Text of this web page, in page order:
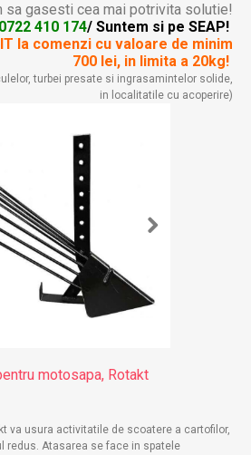
sa gasesti cea mai potrivita solutie!
410 174/ Suntem si pe SEAP!
la comenzi cu valoare de minim
700 lei, in limita a 20kg!
turbei presate si ingrasamintelor solide,
in localitatile cu acoperire)
motosapa, Rotakt
va usura activitatile de scoatere a cartofilor,
redus. Atasarea se face in spatele